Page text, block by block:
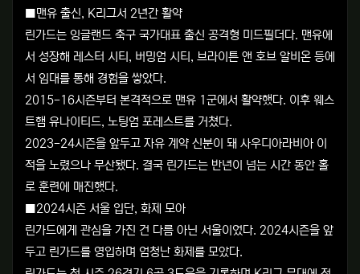
■맨유 출신, K리그서 2년간 활약
린가드는 잉글랜드 축구 국가대표 출신 공격형 미드필더다. 맨유에
서 성장해 레스터 시티, 버밍엄 시티, 브라이튼 앤 호브 알비온 등에
서 임대를 통해 경험을 쌓았다.
2015-16시즌부터 본격적으로 맨유 1군에서 활약했다. 이후 웨스
트햄 유나이티드, 노팅엄 포레스트를 거쳤다.
2023-24시즌을 앞두고 자유 계약 신분이 돼 사우디아라비아 이
적을 노렸으나 무산됐다. 결국 린가드는 반년이 넘는 시간 동안 홀
로 훈련에 매진했다.
■2024시즌 서울 입단, 화제 모아
린가드에게 관심을 가진 건 다름 아닌 서울이었다. 2024시즌을 앞
두고 린가드를 영입하며 엄청난 화제를 모았다.